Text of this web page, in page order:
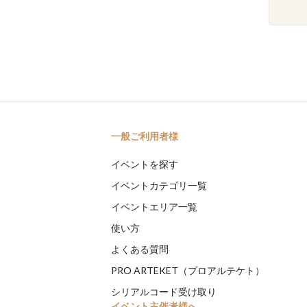
一般ご利用者様
イベントを探す
イベントカテゴリ一覧
イベントエリア一覧
使い方
よくある質問
PRO ARTEKET（プロアルテケト）
シリアルコード受け取り